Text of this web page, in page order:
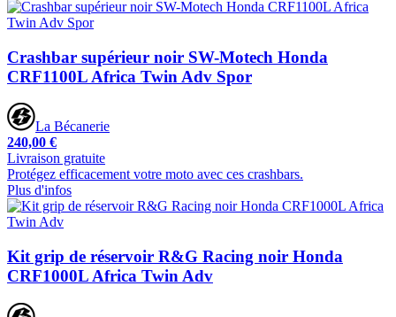
Crashbar supérieur noir SW-Motech Honda
CRF1100L Africa Twin Adv Spor
La Bécanerie
240,00 €
Livraison gratuite
Protégez efficacement votre moto avec ces crashbars.
Plus d'infos
Kit grip de réservoir R&G Racing noir Honda
CRF1000L Africa Twin Adv